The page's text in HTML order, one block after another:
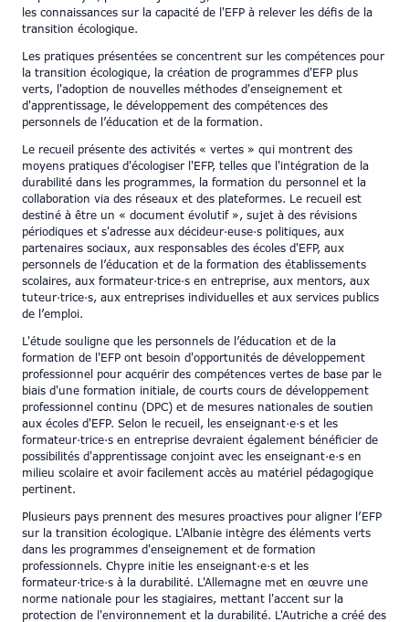
les connaissances sur la capacité de l'EFP à relever les défis de la
transition écologique.
Les pratiques présentées se concentrent sur les compétences pour
la transition écologique, la création de programmes d'EFP plus
verts, l'adoption de nouvelles méthodes d'enseignement et
d'apprentissage, le développement des compétences des
personnels de l’éducation et de la formation.
Le recueil présente des activités « vertes » qui montrent des
moyens pratiques d'écologiser l'EFP, telles que l'intégration de la
durabilité dans les programmes, la formation du personnel et la
collaboration via des réseaux et des plateformes. Le recueil est
destiné à être un « document évolutif », sujet à des révisions
périodiques et s'adresse aux décideur·euse·s politiques, aux
partenaires sociaux, aux responsables des écoles d'EFP, aux
personnels de l’éducation et de la formation des établissements
scolaires, aux formateur·trice·s en entreprise, aux mentors, aux
tuteur·trice·s, aux entreprises individuelles et aux services publics
de l’emploi.
L'étude souligne que les personnels de l’éducation et de la
formation de l'EFP ont besoin d'opportunités de développement
professionnel pour acquérir des compétences vertes de base par le
biais d'une formation initiale, de courts cours de développement
professionnel continu (DPC) et de mesures nationales de soutien
aux écoles d'EFP. Selon le recueil, les enseignant·e·s et les
formateur·trice·s en entreprise devraient également bénéficier de
possibilités d'apprentissage conjoint avec les enseignant·e·s en
milieu scolaire et avoir facilement accès au matériel pédagogique
pertinent.
Plusieurs pays prennent des mesures proactives pour aligner l’EFP
sur la transition écologique. L'Albanie intègre des éléments verts
dans les programmes d'enseignement et de formation
professionnels. Chypre initie les enseignant·e·s et les
formateur·trice·s à la durabilité. L'Allemagne met en œuvre une
norme nationale pour les stagiaires, mettant l'accent sur la
protection de l'environnement et la durabilité. L'Autriche a créé des